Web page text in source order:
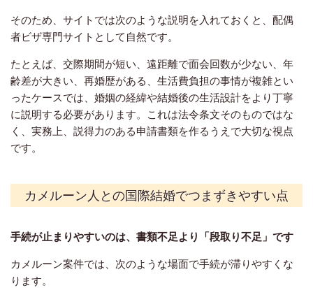
そのため、サイトでは次のような説明を入れておくと、配偶
者ビザ専門サイトとして自然です。
たとえば、交際期間が短い、遠距離で面会回数が少ない、年
齢差が大きい、再婚歴がある、生活費負担の事情が複雑とい
ったケースでは、婚姻の経緯や結婚後の生活設計をより丁寧
に説明する必要があります。これは法令条文そのものではな
く、実務上、説得力のある申請書類を作るうえで大切な視点
です。
カメルーン人との国際結婚でつまずきやすい点
手続が止まりやすいのは、書類不足より「段取り不足」です
カメルーン案件では、次のような場面で手続が滞りやすくな
ります。